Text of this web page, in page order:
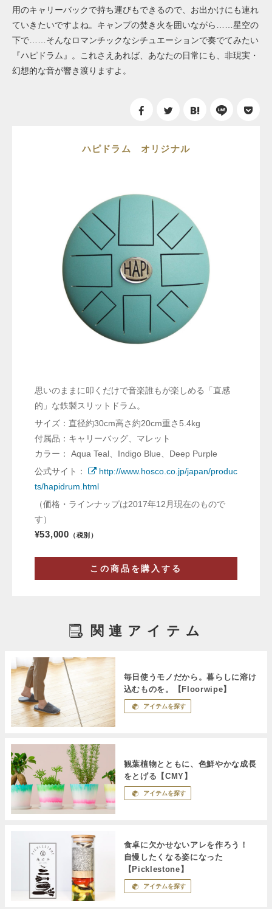
用のキャリーバックで持ち運びもできるので、お出かけにも連れ
ていきたいですよね。キャンプの焚き火を囲いながら……星空の
下で……そんなロマンチックなシチュエーションで奏でてみたい
『ハピドラム』。これさえあれば、あなたの日常にも、非現実・
幻想的な音が響き渡りますよ。
ハピドラム オリジナル
思いのままに叩くだけで音楽誰もが楽しめる「直感
的」な鉄製スリットドラム。
サイズ：直径約30cm高さ約20cm重さ5.4kg
付属品：キャリーバッグ、マレット
カラー： Aqua Teal、Indigo Blue、Deep Purple
公式サイト：
http://www.hosco.co.jp/japan/produc
ts/hapidrum.html
（価格・ラインナップは2017年12月現在のもので
す）
¥53,000 （税別）
この商品を購入する
関連アイテム
毎日使うモノだから。暮らしに溶け
込むものを。【Floorwipe】
アイテムを探す
観葉植物とともに、色鮮やかな成長
をとげる【CMY】
アイテムを探す
食卓に欠かせないアレを作ろう！
自慢したくなる姿になった
【Picklestone】
アイテムを探す